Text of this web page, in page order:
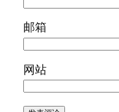
邮箱
网站